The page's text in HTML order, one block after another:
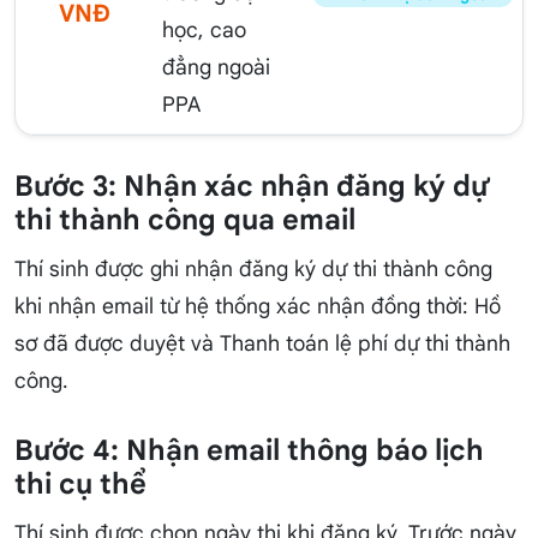
VNĐ
học, cao
đẳng ngoài
PPA
Bước 3: Nhận xác nhận đăng ký dự
thi thành công qua email
Thí sinh được ghi nhận đăng ký dự thi thành công
khi nhận email từ hệ thống xác nhận đồng thời: Hồ
sơ đã được duyệt và Thanh toán lệ phí dự thi thành
công.
Bước 4: Nhận email thông báo lịch
thi cụ thể